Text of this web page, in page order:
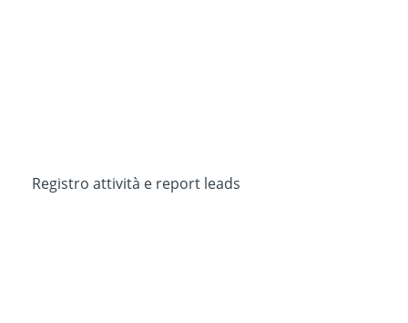
Registro attività e report leads